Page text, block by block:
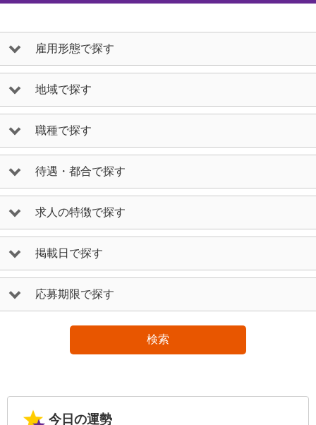
雇用形態で探す
地域で探す
職種で探す
待遇・都合で探す
求人の特徴で探す
掲載日で探す
応募期限で探す
検索
今日の運勢